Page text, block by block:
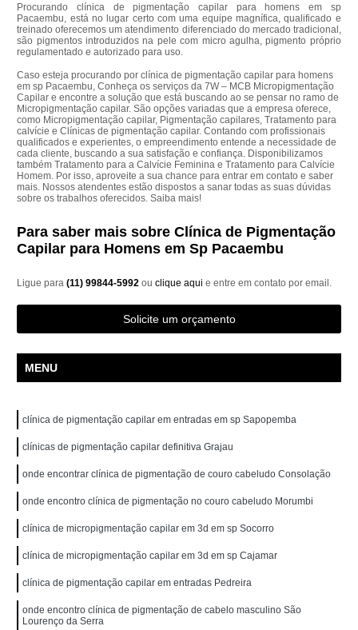
Procurando clínica de pigmentação capilar para homens em sp
Pacaembu, está no lugar certo com uma equipe magnífica, qualificado e
treinado oferecemos um atendimento diferenciado do mercado tradicional,
são pigmentos introduzidos na pele com micro agulha, pigmento próprio
regulamentado e autorizado para uso.
Caso esteja procurando por clínica de pigmentação capilar para homens
em sp Pacaembu, Conheça os serviços da 7W – MCB Micropigmentação
Capilar e encontre a solução que está buscando ao se pensar no ramo de
Micropigmentação capilar. São opções variadas que a empresa oferece,
como Micropigmentação capilar, Pigmentação capilares, Tratamento para
calvície e Clínicas de pigmentação capilar. Contando com profissionais
qualificados e experientes, o empreendimento entende a necessidade de
cada cliente, buscando a sua satisfação e confiança. Disponibilizamos
também Tratamento para a Calvície Feminina e Tratamento para Calvície
Homem. Por isso, aproveite a sua chance para entrar em contato e saber
mais. Nossos atendentes estão dispostos a sanar todas as suas dúvidas
sobre os trabalhos oferecidos. Saiba mais!
Para saber mais sobre Clínica de Pigmentação
Capilar para Homens em Sp Pacaembu
Ligue para(11) 99844-5992ouclique aqui e entre em contato por email.
Solicite um orçamento
MENU
clínica de pigmentação capilar em entradas em sp Sapopemba
clínicas de pigmentação capilar definitiva Grajau
onde encontrar clínica de pigmentação de couro cabeludo Consolação
onde encontro clínica de pigmentação no couro cabeludo Morumbi
clínica de micropigmentação capilar em 3d em sp Socorro
clínica de micropigmentação capilar em 3d em sp Cajamar
clínica de pigmentação capilar em entradas Pedreira
onde encontro clínica de pigmentação de cabelo masculino São
Lourenço da Serra